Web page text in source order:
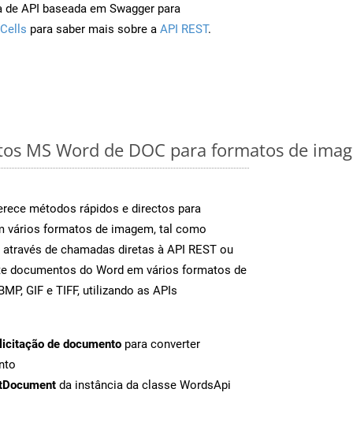
API baseada em Swagger para
para saber mais sobre a API REST.
MS Word de DOC para formatos de
métodos rápidos e directos para
vários formatos de imagem, tal como
de chamadas diretas à API REST ou
documentos do Word em vários formatos de
GIF e TIFF, utilizando as APIs
de documento para converter
da instância da classe WordsApi